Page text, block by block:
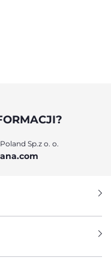
Sp.z o. o.